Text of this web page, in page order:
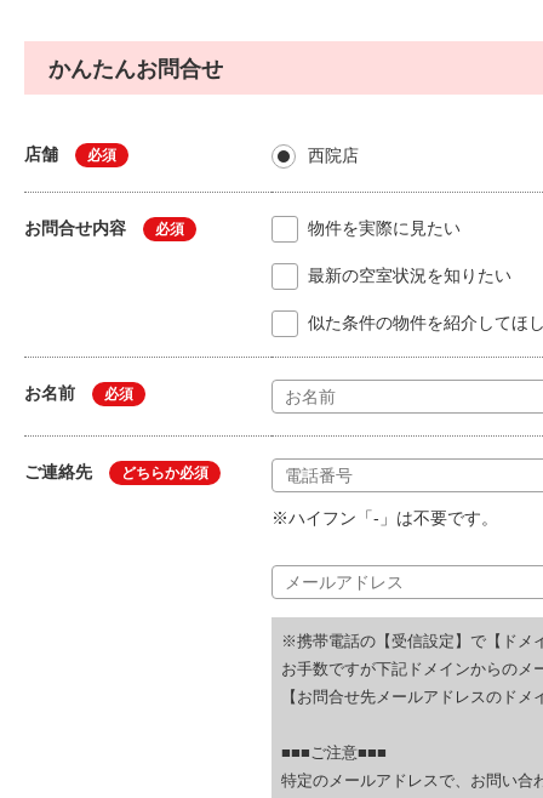
かんたんお問合せ
店舗 必須 西院店
お問合せ内容 必須 物件を実際に見たい
最新の空室状況を知りたい
似た条件の物件を紹介してほ
お名前 必須
ご連絡先 どちらか必須
※ハイフン「-」は不要です。
※携帯電話の【受信設定】で【ドメ
お手数ですが下記ドメインからのメ
【お問合せ先メールアドレスのドメ
■■■ご注意■■■
特定のメールアドレスで、お問い合